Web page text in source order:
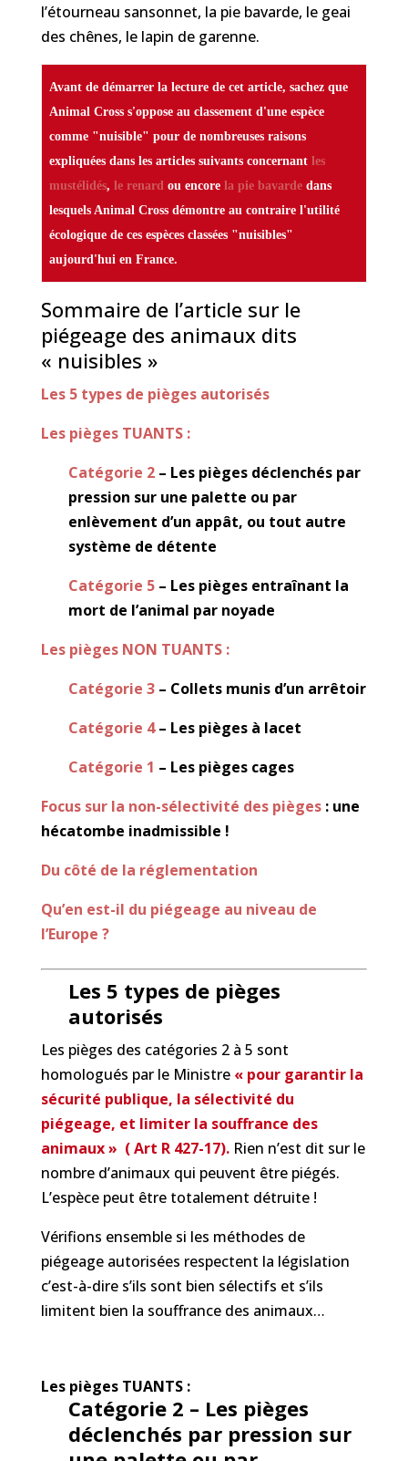
l’étourneau sansonnet, la pie bavarde, le geai
des chênes, le lapin de garenne.
Avant de démarrer la lecture de cet article, sachez que
Animal Cross s'oppose au classement d'une espèce
comme "nuisible" pour de nombreuses raisons
expliquées dans les articles suivants concernant les
mustélidés, le renard ou encore la pie bavarde dans
lesquels Animal Cross démontre au contraire l'utilité
écologique de ces espèces classées "nuisibles"
aujourd'hui en France.
Sommaire de l’article sur le
piégeage des animaux dits
« nuisibles »
Les 5 types de pièges autorisés
Les pièges TUANTS :
Catégorie 2– Les pièges déclenchés par
pression sur une palette ou par
enlèvement d’un appât, ou tout autre
système de détente
Catégorie 5– Les pièges entraînant la
mort de l’animal par noyade
Les pièges NON TUANTS :
Catégorie 3– Collets munis d’un arrêtoir
Catégorie 4– Les pièges à lacet
Catégorie 1 – Les pièges cages
Focus sur la non-sélectivité des pièges: une
hécatombe inadmissible !
Du côté de la réglementation
Qu’en est-il du piégeage au niveau de
l’Europe ?
Les 5 types de pièges
autorisés
Les pièges des catégories 2 à 5 sont
homologués par le Ministre « pour garantir la
sécurité publique, la sélectivité du
piégeage, et limiter la souffrance des
animaux » ( Art R 427-17). Rien n’est dit sur le
nombre d’animaux qui peuvent être piégés.
L’espèce peut être totalement détruite !
Vérifions ensemble si les méthodes de
piégeage autorisées respectent la législation
c’est-à-dire s’ils sont bien sélectifs et s’ils
limitent bien la souffrance des animaux…
Les pièges TUANTS :
Catégorie 2 – Les pièges
déclenchés par pression sur